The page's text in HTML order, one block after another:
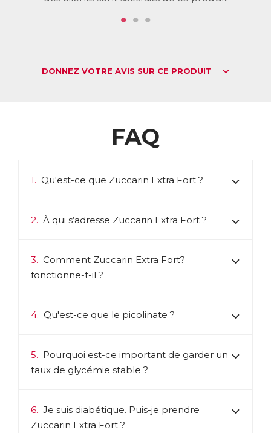
DONNEZ VOTRE AVIS SUR CE PRODUIT
FAQ
1. Qu'est-ce que Zuccarin Extra Fort ?
2. À qui s’adresse Zuccarin Extra Fort ?
3. Comment Zuccarin Extra Fort?
fonctionne-t-il ?
4. Qu'est-ce que le picolinate ?
5. Pourquoi est-ce important de garder un
taux de glycémie stable ?
6. Je suis diabétique. Puis-je prendre
Zuccarin Extra Fort ?